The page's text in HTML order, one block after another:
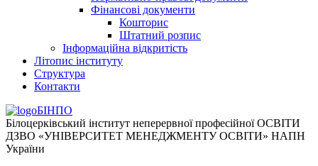
Фінансові документи
Кошторис
Штатний розпис
Інформаційна відкритість
Літопис інституту
Структура
Контакти
БІНПО
Білоцерківський інститут неперервної професійної ОСВІТИ
ДЗВО «УНІВЕРСИТЕТ МЕНЕДЖМЕНТУ ОСВІТИ» НАПН
України